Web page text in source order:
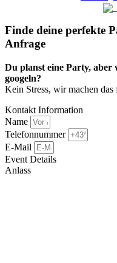
Finde deine perfekte
Anfrage​
Du planst eine Party, aber
googeln?
Kein Stress, wir machen das
Kontakt Information
Name
Telefonnummer
E-Mail
Event Details
Anlass